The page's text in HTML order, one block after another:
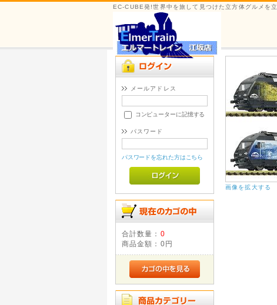
EC-CUBE発!世界中を旅して見つけた立方体グルメを立
メールアドレス
コンピューターに記憶する
パスワード
パスワードを忘れた方はこちら
合計数量： 0
商品金額： 0円
画像を拡大する